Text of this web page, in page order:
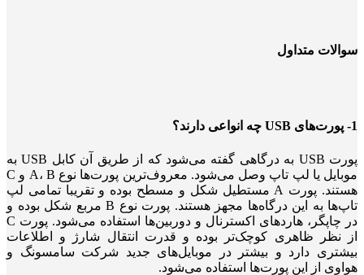
سوالات متداول
1- پورت‌های USB چه انواعی دارند؟
پورت USB به درگاهی گفته می‌شود که از طریق آن کابل USB به
موبایل یا لپ تاپ وصل می‌شود. معروف‌ترین پورت‌ها نوع A، B و C
هستند. پورت A مستطیل شکل و مسطح بوده و تقریبا تمامی لپ
تاپ‌ها به این درگاه‌ها مجهز هستند. پورت نوع B مربع شکل بوده و
در چاپگر، هاردهای اکسترنال و دوربین‌ها استفاده می‌شود. پورت C
از نظر ظاهری کوچک‌تر بوده و قدرت انتقال شارژ و اطلاعات
بیشتری دارد و بیشتر در موبایل‌های جدید شرکت سامسونگ و
هواوی از این پورت‌ها استفاده می‌شود.